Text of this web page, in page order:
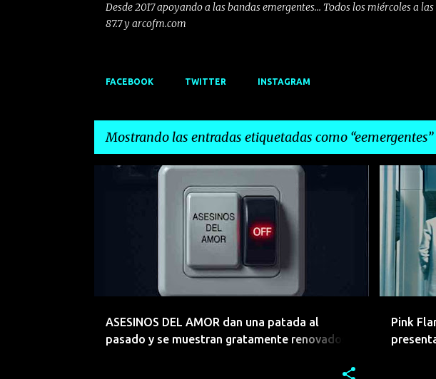
Desde 2017 apoyando a las bandas emergentes... Todos los miércoles a
87.7 y arcofm.com
FACEBOOK TWITTER INSTAGRAM
Mostrando las entradas etiquetadas como eemergentes
ASESINOS DEL AMOR dan una patada al
pasado y se muestran gratamente renovados
ASESINOS DEL AMOR EEMERGENTES
Pink